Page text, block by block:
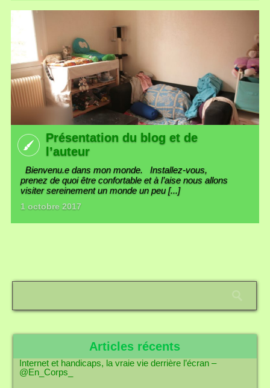
Présentation du blog et de
l’auteur
Bienvenu.e dans mon monde. Installez-vous,
prenez de quoi être confortable et à l’aise nous allons
visiter sereinement un monde un peu [...]
1 octobre 2017
Articles récents
Internet et handicaps, la vraie vie derrière l’écran –
@En_Corps_